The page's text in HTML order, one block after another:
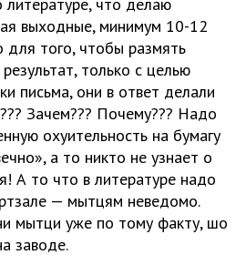
выходные, минимум 10-12
для того, чтобы размять
только с целью
письма, они в ответ делали
Зачем??? Почему??? Надо
охуительность на бумагу
а то никто не узнает о
А то что в литературе надо
— мытцям неведомо.
мытци уже по тому факту, шо
заводе.